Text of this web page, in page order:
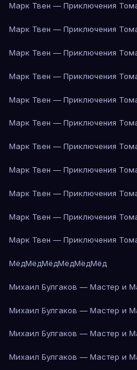
Марк Твен — Приключения
Марк Твен — Приключения
Марк Твен — Приключения
Марк Твен — Приключения
Марк Твен — Приключения
Марк Твен — Приключения
Марк Твен — Приключения
Марк Твен — Приключения
Марк Твен — Приключения
Марк Твен — Приключения
Марк Твен — Приключения
МёдМёдМёдМёдМёдМёд
Михаил Булгаков — Мастер и
Михаил Булгаков — Мастер и
Михаил Булгаков — Мастер и
Михаил Булгаков — Мастер и